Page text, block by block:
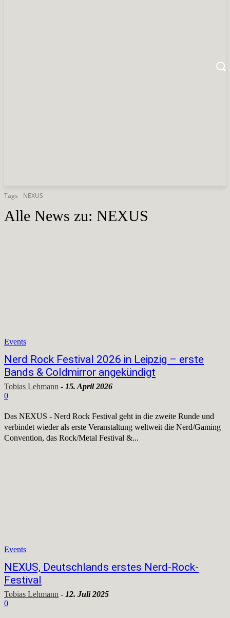
Tags NEXUS
Alle News zu: NEXUS
Events
Nerd Rock Festival 2026 in Leipzig – erste
Bands & Coldmirror angekündigt
Tobias Lehmann - 15. April 2026
0
Das NEXUS - Nerd Rock Festival geht in die zweite Runde und
verbindet wieder als erste Veranstaltung weltweit die Nerd/Gaming
Convention, das Rock/Metal Festival &...
Events
NEXUS, Deutschlands erstes Nerd-Rock-
Festival
Tobias Lehmann - 12. Juli 2025
0